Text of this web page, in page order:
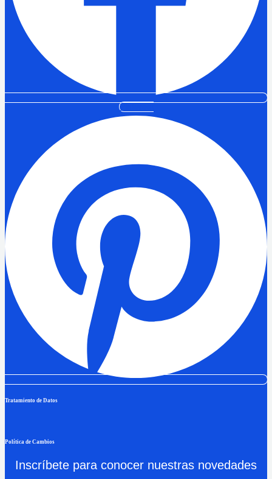
Pinterest
Tratamiento de Datos
Política de Cambios
Inscríbete para conocer nuestras novedades